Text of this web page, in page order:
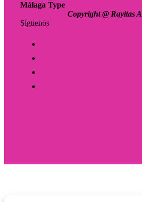
Málaga Type
Copyright @ Rayitas
Síguenos